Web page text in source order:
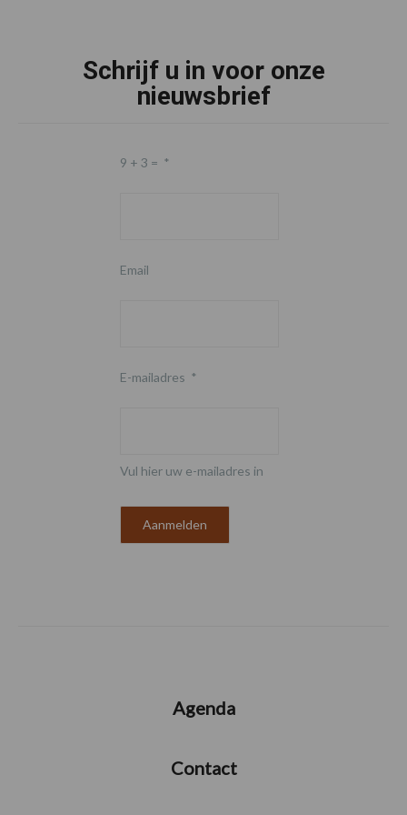
Schrijf u in voor onze
nieuwsbrief
9 + 3 = *
Email
E-mailadres *
Vul hier uw e-mailadres in
Agenda
Contact